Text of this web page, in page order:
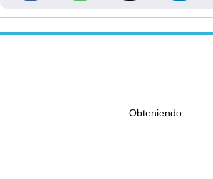
Obteniendo...